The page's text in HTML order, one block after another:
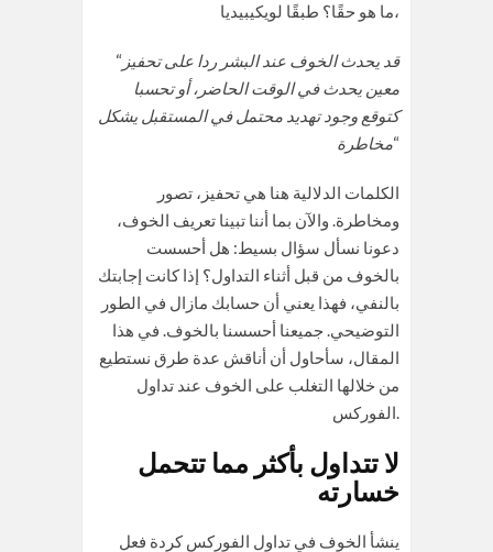
ما هو حقًا؟ طبقًا لويكيبيديا،
“ قد يحدث الخوف عند البشر ردا على تحفيز
معين يحدث في الوقت الحاضر، أو تحسبا
كتوقع وجود تهديد محتملفي المستقبل يشكل
مخاطرة“
الكلمات الدلالية هنا هي تحفيز، تصور
ومخاطرة. والآن بما أننا تبينا تعريف الخوف،
دعونا نسأل سؤال بسيط: هل أحسست
بالخوف من قبل أثناء التداول؟ إذا كانت إجابتك
بالنفي، فهذا يعني أن حسابك مازال في الطور
التوضيحي. جميعنا أحسسنا بالخوف. في هذا
المقال، سأحاول أن أناقش عدة طرق نستطيع
من خلالها التغلب على الخوف عند تداول
الفوركس.
لا تتداول بأكثر مما تتحمل
خسارته
ينشأ الخوف في تداول الفوركس كردة فعل